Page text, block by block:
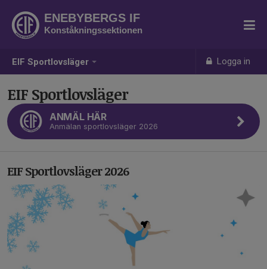
EIF Sportlovsläger Logga in
ENEBYBERGS IF
Konståkningssektionen
EIF Sportlovsläger
ANMÄL HÄR
Anmälan sportlovsläger 2026
EIF Sportlovsläger 2026